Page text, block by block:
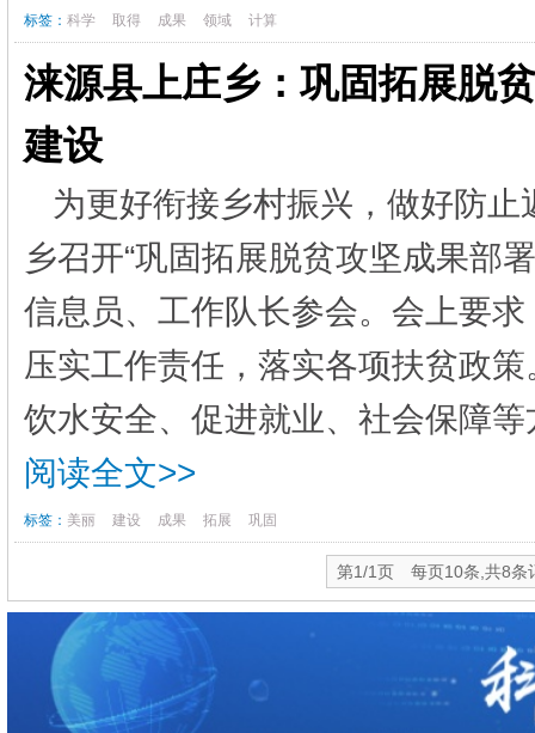
标签： 科学 取得 成果 领域 计算
涞源县上庄乡：巩固拓展脱
建设
为更好衔接乡村振兴，做好防
乡召开“巩固拓展脱贫攻坚成果部
信息员、工作队长参会。会上要
压实工作责任，落实各项扶贫政
饮水安全、促进就业、社会保障
阅读全文>>
标签： 美丽 建设 成果 拓展 巩固
第1/1页 每页10条,共8条